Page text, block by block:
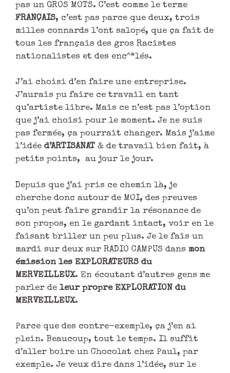
pas un GROS MOTS. C’est comme le terme
FRANÇAIS, c’est pas parce que deux, trois
milles connards l’ont salopé, que ça fait de
tous les français des gros Racistes
nationalistes et des enc^*lés.
J’ai choisi d’en faire une entreprise.
J’aurais pu faire ce travail en tant
qu’artiste libre. Mais ce n’est pas l’option
que j’ai choisi pour le moment. Je ne suis
pas fermée, ça pourrait changer. Mais j’aime
l’idée d’ARTISANAT & de travail bien fait, à
petits points, au jour le jour.
Depuis que j’ai pris ce chemin là, je
cherche donc autour de MOI, des preuves
qu’on peut faire grandir la résonance de
son propos, en le gardant intact, voir en le
faisant briller un peu plus. Je le fais un
mardi sur deux sur RADIO CAMPUS dans mon
émission les EXPLORATEURS du
MERVEILLEUX. En écoutant d’autres gens me
parler de leur propre EXPLORATION du
MERVEILLEUX.
Parce que des contre-exemple, ça j’en ai
plein. Beaucoup, tout le temps. Il suffit
d’aller boire un Chocolat chez Paul, par
exemple. Je veux dire dans l’idée, sur le